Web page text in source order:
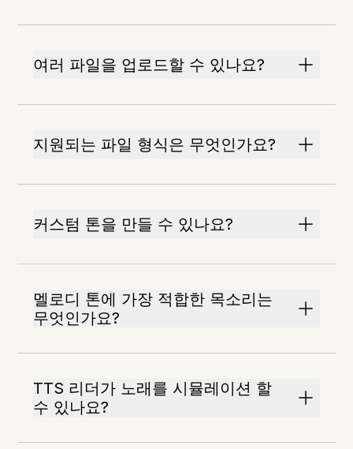
여러 파일을 업로드할 수 있나요?
지원되는 파일 형식은 무엇인가요?
커스텀 톤을 만들 수 있나요?
멜로디 톤에 가장 적합한 목소리는
무엇인가요?
TTS 리더가 노래를 시뮬레이션 할
수 있나요?